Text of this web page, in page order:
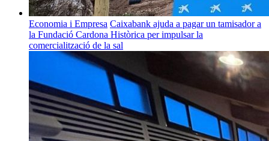
Economia i Empresa Caixabank ajuda a pagar un tamisador a
la Fundació Cardona Històrica per impulsar la
comercialització de la sal